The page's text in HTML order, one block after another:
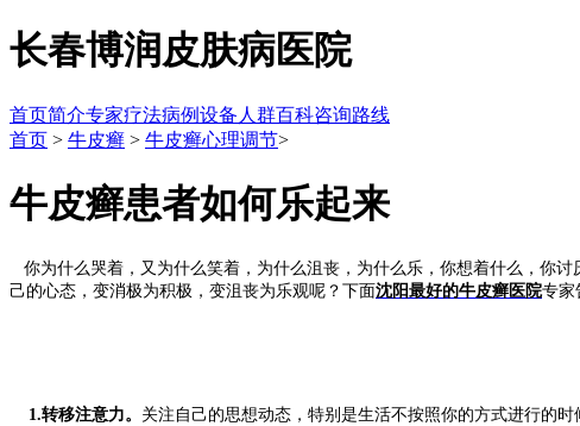
长春博润皮肤病医院
首页简介专家疗法病例设备 人群百科咨询路线
首页 > 牛皮癣 > 牛皮癣心理调节>
牛皮癣患者如何乐起来
你为什么哭着，又为什么笑着，为什么沮丧，为什么乐，你想着什么，你
己的心态，变消极为积极，变沮丧为乐观呢？下面沈阳最好的牛皮癣医院专家
1.转移注意力。 关注自己的思想动态，特别是生活不按照你的方式进行的